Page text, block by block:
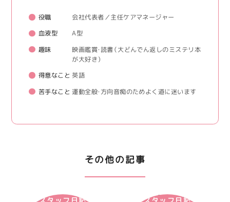
役職 会社代表者／主任ケアマネージャー
血液型 A型
趣味
映画鑑賞・読書（大どんでん返しのミステリ本
が大好き）
得意なこと 英語
苦手なこと 運動全般・方向音痴のためよく道に迷います
その他の記事